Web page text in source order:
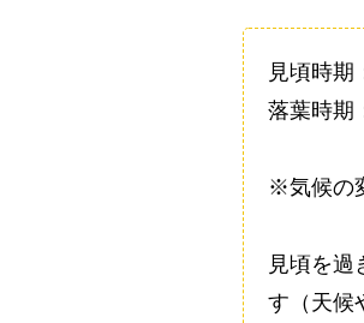
見頃時期
落葉時期
※気候の
見頃を過
す（天候